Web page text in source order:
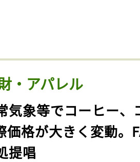
・アパレル
気象等でコーヒー、
価格が大きく変動。
提唱